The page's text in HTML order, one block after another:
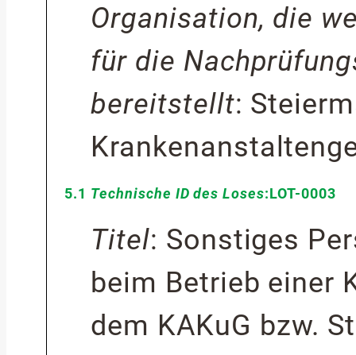
Organisation, die
für die
bereitstellt:
5.1 Technische ID des Loses:LOT-0003
Titel: Sonstiges
beim Betrieb einer
dem KAKuG bzw.